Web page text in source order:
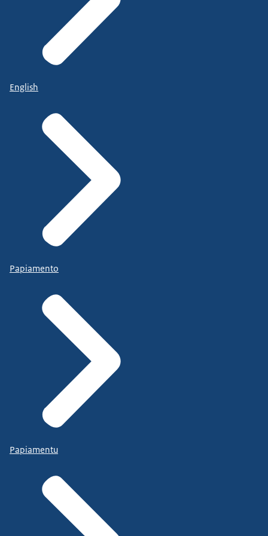
English
Papiamento
Papiamentu